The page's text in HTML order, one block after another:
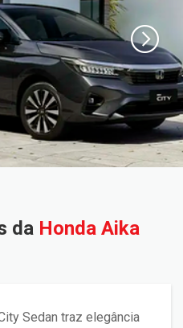
da Honda Aika
Sedan traz elegância